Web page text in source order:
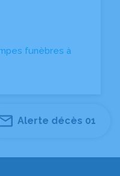
funèbres à
Alerte décès 01